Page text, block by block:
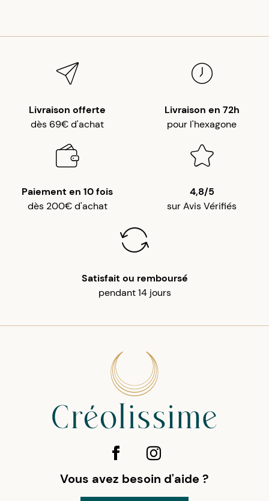
Livraison offerte
dès 69€ d'achat
Livraison en 72h
pour l'hexagone
Paiement en 10 fois
dès 200€ d'achat
4,8/5
sur Avis Vérifiés
Satisfait ou remboursé
pendant 14 jours
Vous avez besoin d'aide ?